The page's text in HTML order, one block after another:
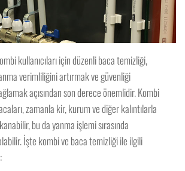
kullanıcıları için düzenli baca temizliği,
verimliliğini artırmak ve güvenliği
açısından son derece önemlidir. Kombi
zamanla kir, kurum ve diğer kalıntılarla
bu da yanma işlemi sırasında
İşte kombi ve baca temizliği ile ilgili